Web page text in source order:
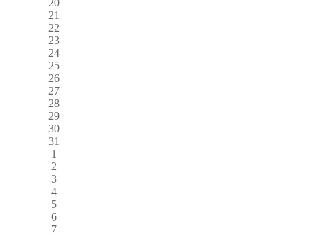
21
22
23
24
25
26
27
28
29
30
31
1
2
3
4
5
6
7